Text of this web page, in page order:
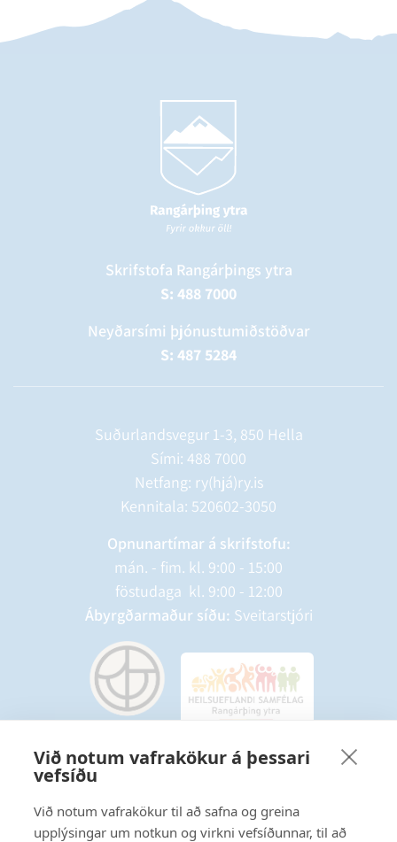
Við notum vafrakökur á þessari
vefsíðu
Við notum vafrakökur til að safna og greina
upplýsingar um notkun og virkni vefsíðunnar, til að
Skrifstofa Rangárþings ytra
S: 488 7000
Neyðarsími þjónustumiðstöðvar
S: 487 5284
Suðurlandsvegur 1-3, 850 Hella
Sími: 488 7000
Netfang: ry(hjá)ry.is
Kennitala: 520602-3050
Opnunartímar á skrifstofu:
mán. - fim. kl. 9:00 - 15:00
föstudaga kl. 9:00 - 12:00
Ábyrgðarmaður síðu: Sveitarstjóri
Starfsmannavefur
Hafðu samband